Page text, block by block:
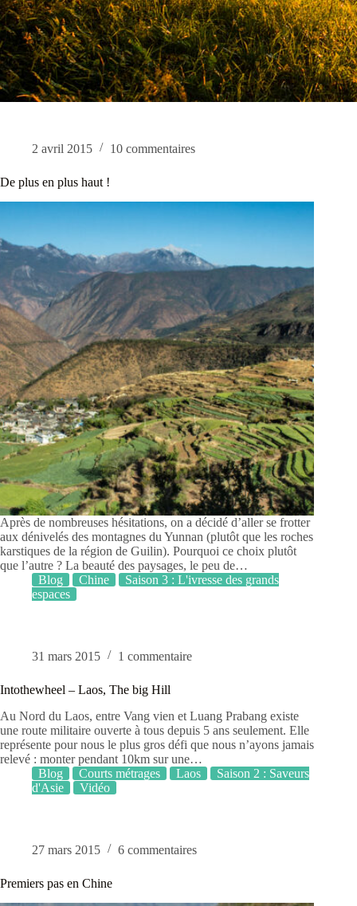
2 avril 2015 10 commentaires
De plus en plus haut !
Après de nombreuses hésitations, on a décidé d’aller se frotter
aux dénivelés des montagnes du Yunnan (plutôt que les roches
karstiques de la région de Guilin). Pourquoi ce choix plutôt
que l’autre ? La beauté des paysages, le peu de…
Blog
Chine
Saison 3 : L'ivresse des grands
espaces
31 mars 2015 1 commentaire
Intothewheel – Laos, The big Hill
Au Nord du Laos, entre Vang vien et Luang Prabang existe
une route militaire ouverte à tous depuis 5 ans seulement. Elle
représente pour nous le plus gros défi que nous n’ayons jamais
relevé : monter pendant 10km sur une…
Blog
Courts métrages Laos
Saison 2 : Saveurs
d'Asie
Vidéo
27 mars 2015 6 commentaires
Premiers pas en Chine